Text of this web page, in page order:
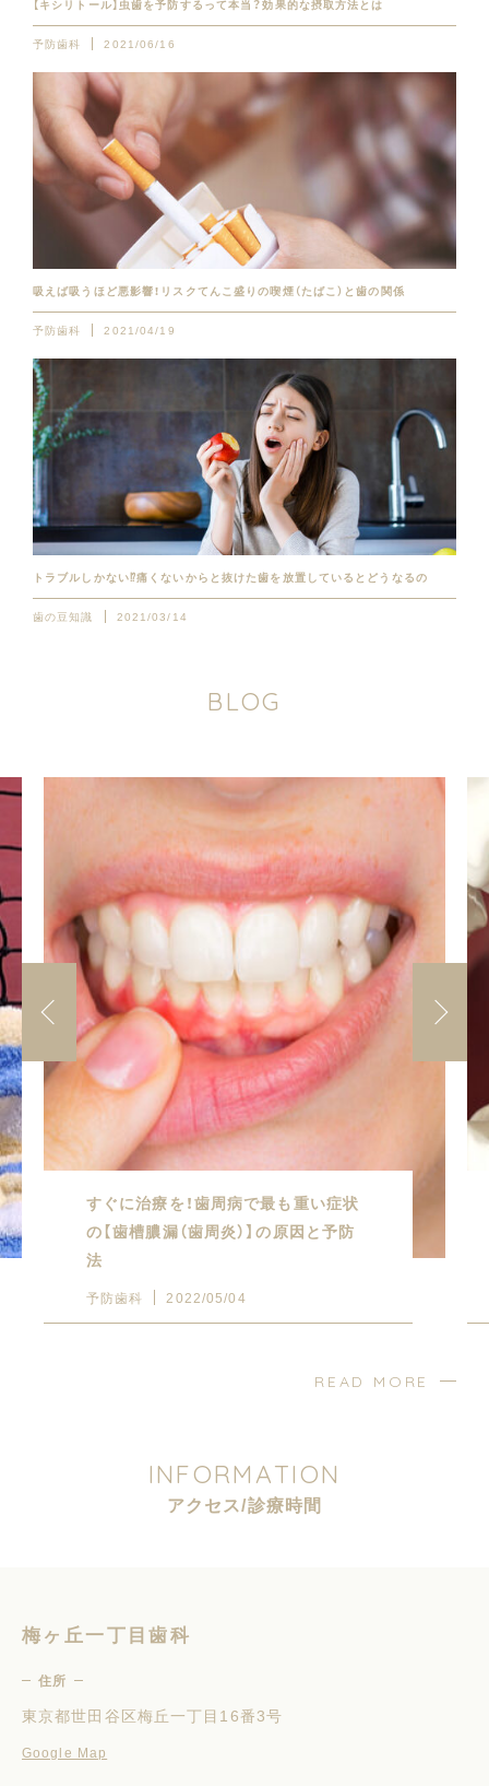
【キシリトール】虫歯を予防するって本当？効果的な摂取方法とは
予防歯科 2021/06/16
吸えば吸うほど悪影響！リスクてんこ盛りの喫煙（たばこ）と歯の関係
予防歯科 2021/04/19
トラブルしかない⁉︎痛くないからと抜けた歯を放置しているとどうなるの
歯の豆知識 2021/03/14
BLOG
すぐに治療を！歯周病で最も重い症状
の【歯槽膿漏（歯周炎）】の原因と予防
法
予防歯科 2022/05/04
READ MORE
INFORMATION
アクセス/診療時間
梅ヶ丘一丁目歯科
住所
東京都世田谷区梅丘一丁目16番3号
Google Map